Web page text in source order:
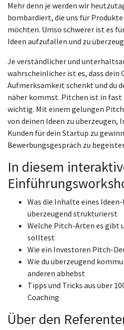
Mehr denn je werden wir
bombardiert, die uns für
möchten. Umso schwerer ist es
Ideen aufzufallen und zu
Je verständlicher und
wahrscheinlicher ist es, dass dein
Aufmerksamkeit schenkt und du
näher kommst. Pitchen ist in fast
wichtig. Mit einem gelungen Pitch
von deinen Ideen zu überzeugen,
Kunden für dein Startup zu
Bewerbungsgespräch zu
In diesem
Was die Inhalte eines
überzeugend strukturierst
Welche Pitch-Arten es gibt
solltest
Wie ein Investoren Pitch-
Wie du überzeugend
anderen abhebst
Tipps und Tricks aus über
Coaching
Über den